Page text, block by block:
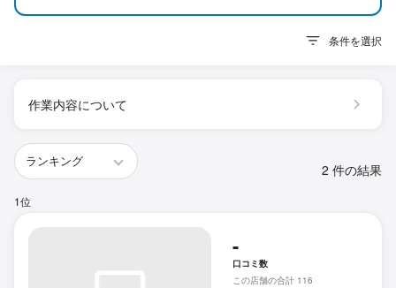
条件を選択
作業内容について
2 件の結果
1位
-
口コミ数
この店舗の合計 116